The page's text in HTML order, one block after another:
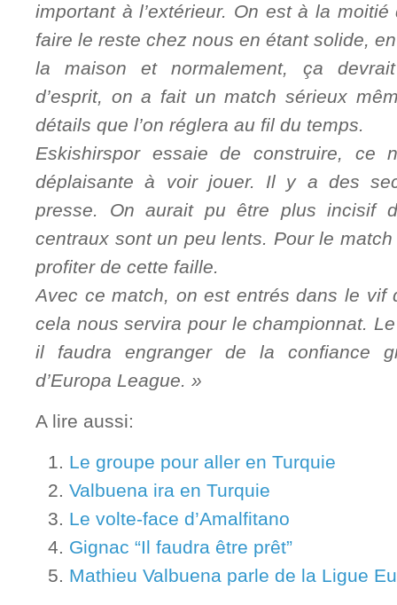
important à l’extérieur. On est à la
faire le reste chez nous en étant solide,
la maison et normalement, ça
d’esprit, on a fait un match sérieux
détails que l’on réglera au fil du temps.
Eskishirspor essaie de construire, ce
déplaisante à voir jouer. Il y a des
presse. On aurait pu être plus incisif
centraux sont un peu lents. Pour le
profiter de cette faille.
Avec ce match, on est entrés dans le vif
cela nous servira pour le championnat.
il faudra engranger de la confiance
d’Europa League. »
A lire aussi:
Le groupe pour aller en Turquie
Valbuena ira en Turquie
Le volte-face d’Amalfitano
Gignac “Il faudra être prêt”
Mathieu Valbuena parle de la Ligue